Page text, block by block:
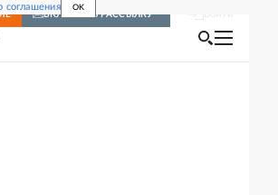
соглашения OK
ВКЛЮЧИТЬ РАССЫЛКУ